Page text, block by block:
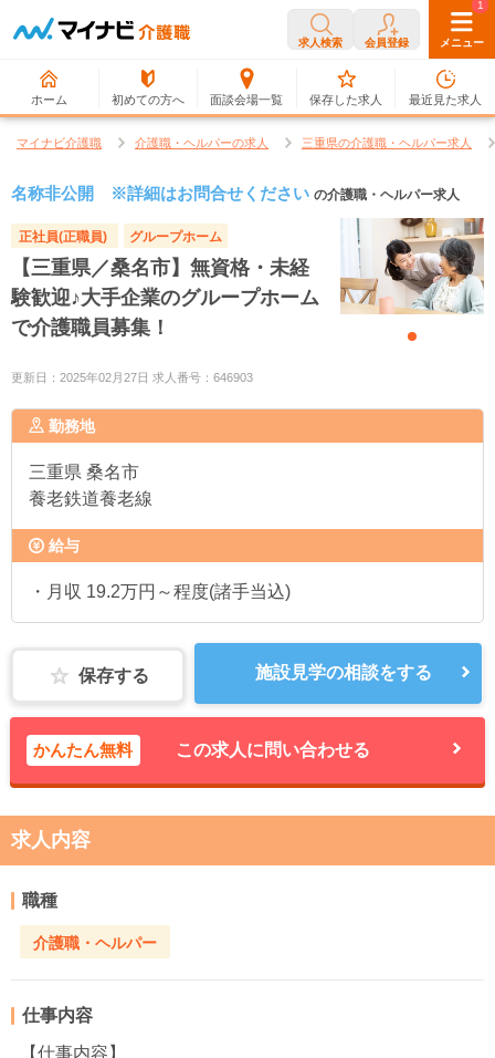
求人検索 会員登録 メニュー
ホーム 初めての方へ 面談会場一覧
0
保存した求人
1
最近見た求人
マイナビ介護職 介護職・ヘルパーの求人 三重県の介護職・ヘルパー求人
名称非公開 ※詳細はお問合せください の介護職・ヘルパー求人
正社員(正職員) グループホーム
【三重県／桑名市】無資格・未経
験歓迎♪大手企業のグループホーム
で介護職員募集！
更新日：2025年02月27日 求人番号：646903
勤務地
三重県 桑名市
養老鉄道養老線
給与
・月収 19.2万円～程度(諸手当込)
保存する 施設見学の相談をする
かんたん無料 この求人に問い合わせる
求人内容
職種
介護職・ヘルパー
仕事内容
【仕事内容】